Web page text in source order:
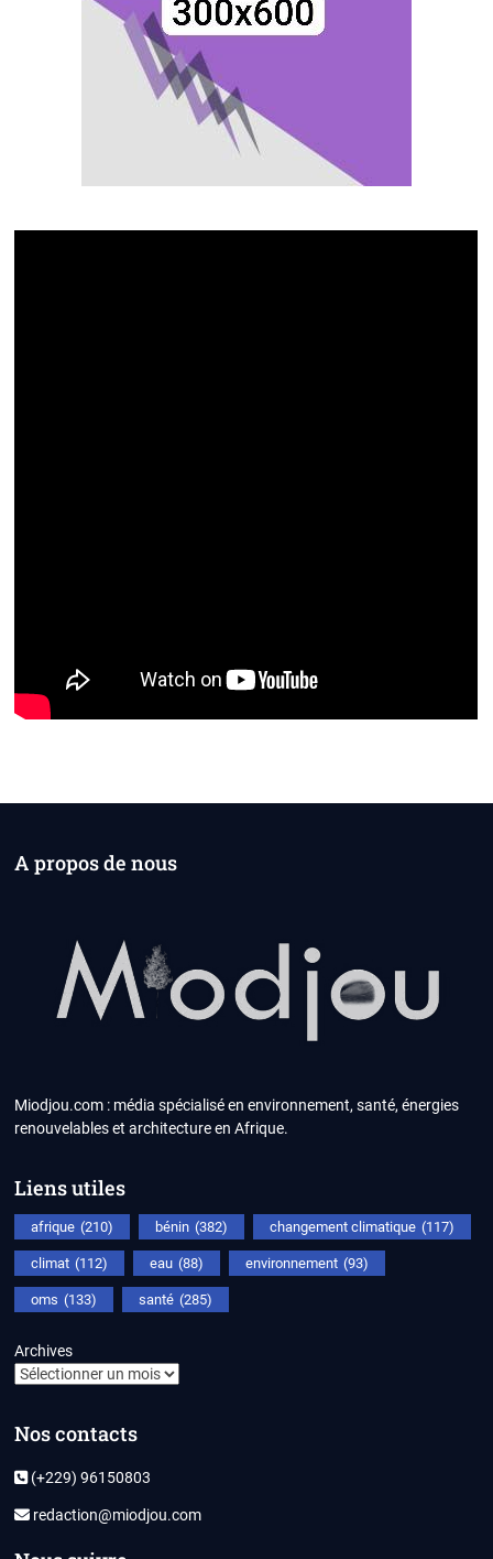
A propos de nous
Miodjou.com : média spécialisé en environnement, santé, énergies
renouvelables et architecture en Afrique.
Liens utiles
afrique (210) bénin (382) changement climatique (117)
climat (112) eau (88) environnement (93)
oms (133) santé (285)
Archives
Nos contacts
(+229) 96150803
redaction@miodjou.com